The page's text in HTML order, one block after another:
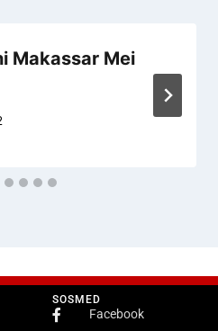
Makassar Mei
SOSMED
Facebook